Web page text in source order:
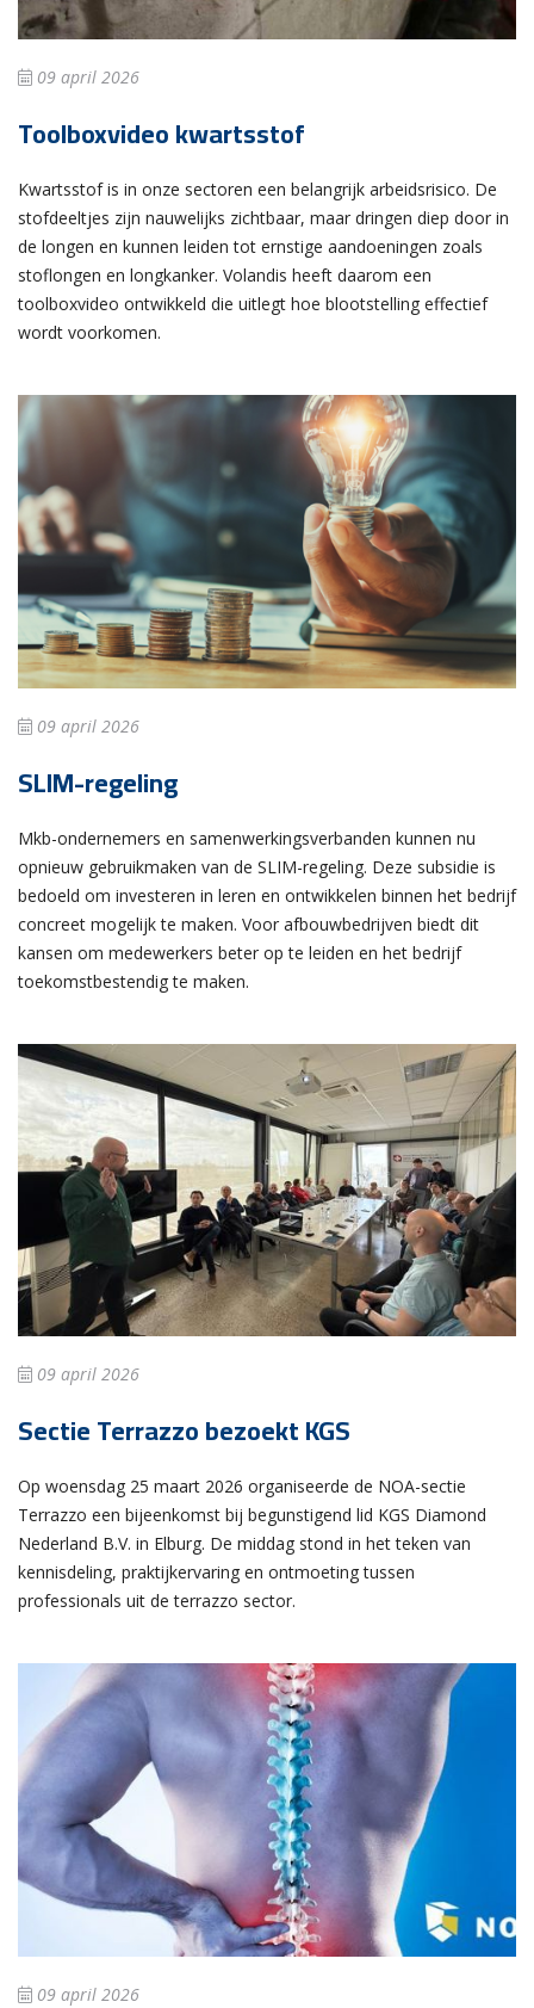
09 april 2026
Toolboxvideo kwartsstof
Kwartsstof is in onze sectoren een belangrijk arbeidsrisico. De
stofdeeltjes zijn nauwelijks zichtbaar, maar dringen diep door in
de longen en kunnen leiden tot ernstige aandoeningen zoals
stoflongen en longkanker. Volandis heeft daarom een
toolboxvideo ontwikkeld die uitlegt hoe blootstelling effectief
wordt voorkomen.
09 april 2026
SLIM-regeling
Mkb-ondernemers en samenwerkingsverbanden kunnen nu
opnieuw gebruikmaken van de SLIM-regeling. Deze subsidie is
bedoeld om investeren in leren en ontwikkelen binnen het bedrijf
concreet mogelijk te maken. Voor afbouwbedrijven biedt dit
kansen om medewerkers beter op te leiden en het bedrijf
toekomstbestendig te maken.
09 april 2026
Sectie Terrazzo bezoekt KGS
Op woensdag 25 maart 2026 organiseerde de NOA-sectie
Terrazzo een bijeenkomst bij begunstigend lid KGS Diamond
Nederland B.V. in Elburg. De middag stond in het teken van
kennisdeling, praktijkervaring en ontmoeting tussen
professionals uit de terrazzo sector.
09 april 2026